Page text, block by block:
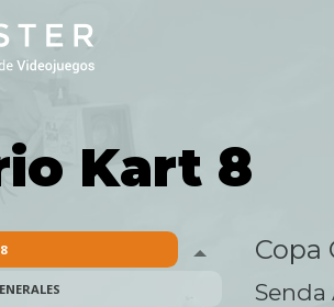
Kart 8
Toggle menu
Copa
Senda